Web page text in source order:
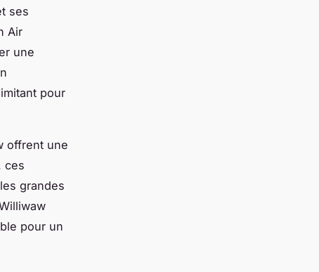
ses
Air
une
pour
offrent une
ces
grandes
pour un